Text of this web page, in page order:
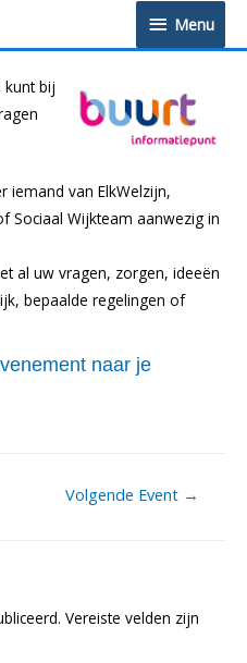
Menu
Menu
kunt bij
iemand van ElkWelzijn,
Sociaal Wijkteam aanwezig in
al uw vragen, zorgen, ideeën
bepaalde regelingen of
naar je
Volgende Event →
Vereiste velden zijn